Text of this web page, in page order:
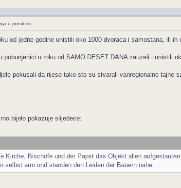
u proslosti
od jedne godine unistili oko 1000 dvoraca i samostana, ili ih
pobunjenici u roku od SAMO DESET DANA zauzeli i unistili
pokusali da rijese tako sto su stvarali vanregionalne tajne
bijelo pokazuje slijedece:
Kirche, Bischöfe und der Papst das Objekt allen
selbst arm und standen den Leiden der Bauern nahe.